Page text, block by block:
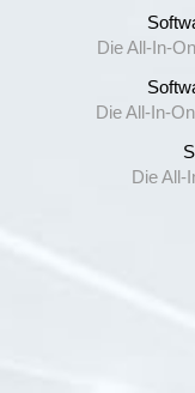
Die All-In-
Die All-In-
Die All-